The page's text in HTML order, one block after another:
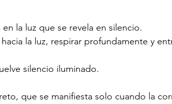
la luz que se revela en silencio.
la luz, respirar profundamente y
silencio iluminado.
que se manifiesta solo cuando la